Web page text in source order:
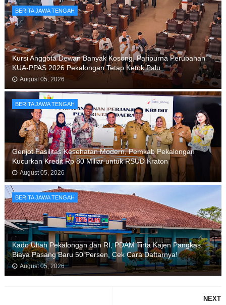
BERITA JAWA TENGAH
Kursi Anggota Dewan Banyak Kosong, Paripurna Perubahan
KUA-PPAS 2026 Pekalongan Tetap Ketok Palu
August 05, 2026
BERITA JAWA TENGAH
Genjot Fasilitas Kesehatan Modern, Pemkab Pekalongan
Kucurkan Kredit Rp 80 Miliar untuk RSUD Kraton
August 05, 2026
BERITA JAWA TENGAH
Kado Ultah Pekalongan dan RI, PDAM Tirta Kajen Pangkas
Biaya Pasang Baru 50 Persen, Cek Cara Daftarnya!
August 05, 2026
NEXT